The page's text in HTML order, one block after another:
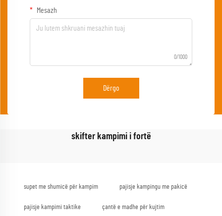
Mesazh
0/1000
Dërgo
skifter kampimi i fortë
supet me shumicë për kampim pajisje kampingu me pakicë
pajisje kampimi taktike çantë e madhe për kujtim